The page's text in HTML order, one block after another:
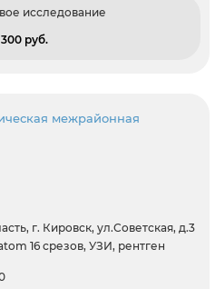
исследование
pуб.
межрайонная
г. Кировск, ул.Советская, д.3
16 срезов, УЗИ, рентген